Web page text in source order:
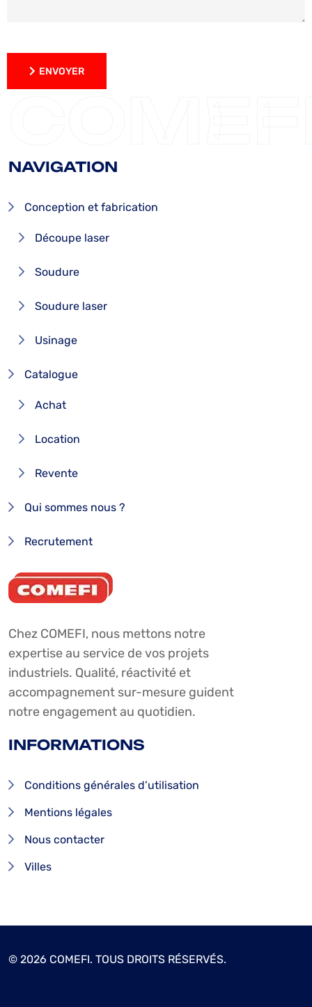
ENVOYER
NAVIGATION
Conception et fabrication
Découpe laser
Soudure
Soudure laser
Usinage
Catalogue
Achat
Location
Revente
Qui sommes nous ?
Recrutement
Chez COMEFI, nous mettons notre
expertise au service de vos projets
industriels. Qualité, réactivité et
accompagnement sur-mesure guident
notre engagement au quotidien.
INFORMATIONS
Conditions générales d’utilisation
Mentions légales
Nous contacter
Villes
© 2026 COMEFI. TOUS DROITS RÉSERVÉS.